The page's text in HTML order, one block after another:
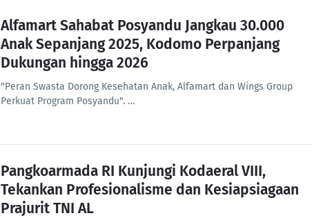
Alfamart Sahabat Posyandu Jangkau 30.000
Anak Sepanjang 2025, Kodomo Perpanjang
Dukungan hingga 2026
"Peran Swasta Dorong Kesehatan Anak, Alfamart dan Wings Group
Perkuat Program Posyandu". …
Pangkoarmada RI Kunjungi Kodaeral VIII,
Tekankan Profesionalisme dan Kesiapsiagaan
Prajurit TNI AL